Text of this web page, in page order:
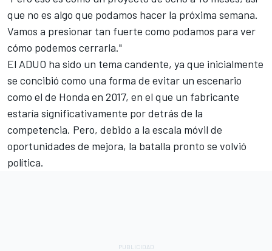
que no es algo que podamos hacer la próxima semana.
Vamos a presionar tan fuerte como podamos para ver
cómo podemos cerrarla."
El ADUO ha sido un tema candente, ya que inicialmente
se concibió como una forma de evitar un escenario
como el de Honda en 2017, en el que un fabricante
estaría significativamente por detrás de la
competencia. Pero, debido a la escala móvil de
oportunidades de mejora, la batalla pronto se volvió
política.